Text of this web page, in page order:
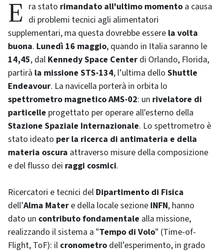
Era stato rimandato all'ultimo momento a causa
di problemi tecnici agli alimentatori
supplementari, ma questa dovrebbe essere la volta
buona. Lunedì 16 maggio, quando in Italia saranno le
14,45, dal Kennedy Space Center di Orlando, Florida,
partirà la missione STS-134, l’ultima dello Shuttle
Endeavour. La navicella porterà in orbita lo
spettrometro magnetico AMS-02: un rivelatore di
particelle progettato per operare all'esterno della
Stazione Spaziale Internazionale. Lo spettrometro è
stato ideato per la ricerca di antimateria e della
materia oscura attraverso misure della composizione
e del flusso dei raggi cosmici.
Ricercatori e tecnici del Dipartimento di Fisica
dell’Alma Mater e della locale sezione INFN, hanno
dato un contributo fondamentale alla missione,
realizzando il sistema a "Tempo di Volo" (Time-of-
Flight, ToF): il cronometro dell’esperimento, in grado